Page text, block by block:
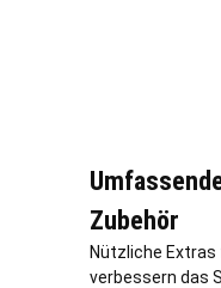
Zubehör
Nützliche
verbessern das